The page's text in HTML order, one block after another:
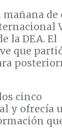
de
la DEA. El
que
cinco
y ofrecía